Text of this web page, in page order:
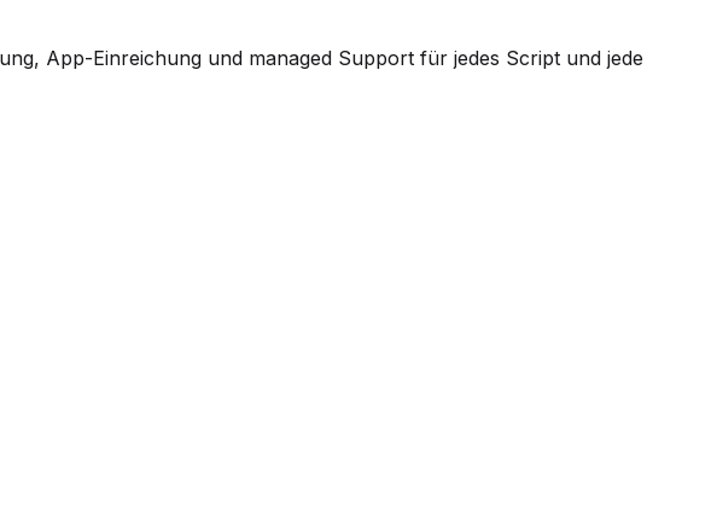
App-Einreichung und managed Support für jedes Script und jede